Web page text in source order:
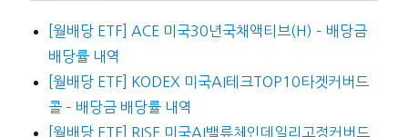
[월배당 ETF] ACE 미국30년국채액티브(H) – 배당금
배당률 내역
[월배당 ETF] KODEX 미국AI테크TOP10타겟커버드
콜 – 배당금 배당률 내역
[월배당 ETF] RISE 미국AI밸류체인데일리고정커버드